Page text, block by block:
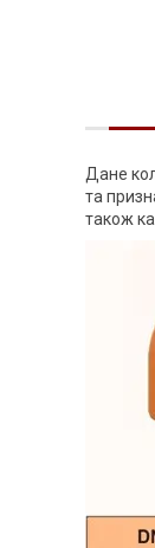
Дане
та
також